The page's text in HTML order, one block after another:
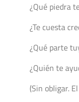
¿Qué piedra
¿Te cuesta
¿Qué parte
¿Quién te
(Sin obligar.